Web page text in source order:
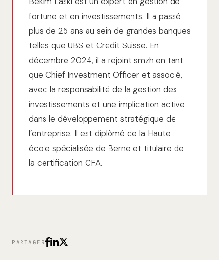
fortune et en investissements. Il a passé
plus de 25 ans au sein de grandes banques
telles que UBS et Credit Suisse. En
décembre 2024, il a rejoint smzh en tant
que Chief Investment Officer et associé,
avec la responsabilité de la gestion des
investissements et une implication active
dans le développement stratégique de
l’entreprise. Il est diplômé de la Haute
école spécialisée de Berne et titulaire de
la certification CFA.
PARTAGER